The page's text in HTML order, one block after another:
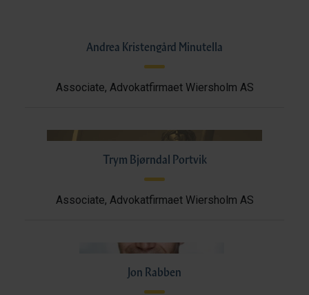
Andrea Kristengård Minutella
Associate, Advokatfirmaet Wiersholm AS
Trym Bjørndal Portvik
Associate, Advokatfirmaet Wiersholm AS
Jon Rabben